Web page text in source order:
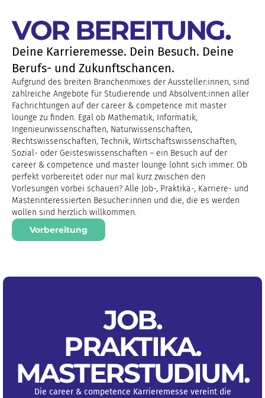
VOR BEREITUNG.
Deine Karrieremesse. Dein Besuch. Deine
Berufs- und Zukunftschancen.
Aufgrund des breiten Branchenmixes der Aussteller:innen, sind
zahlreiche Angebote für Studierende und Absolvent:innen aller
Fachrichtungen auf der career & competence mit master
lounge zu finden. Egal ob Mathematik, Informatik,
Ingenieurwissenschaften, Naturwissenschaften,
Rechtswissenschaften, Technik, Wirtschaftswissenschaften,
Sozial- oder Geisteswissenschaften – ein Besuch auf der
career & competence und master lounge lohnt sich immer. Ob
perfekt vorbereitet oder nur mal kurz zwischen den
Vorlesungen vorbei schauen? Alle Job-, Praktika-, Karriere- und
Masterinteressierten Besucher:innen und die, die es werden
wollen sind herzlich willkommen.
Vorbereitung
JOB.
PRAKTIKA.
MASTERSTUDIUM.
Die career & competence Karrieremesse vereint die